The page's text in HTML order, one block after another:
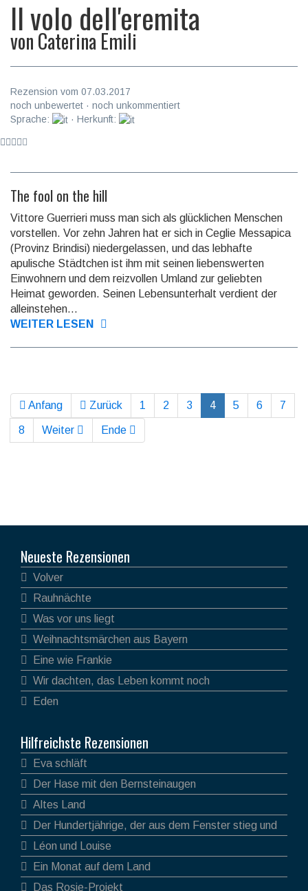
Il volo dell'eremita
vonCaterina Emili
Rezension vom 07.03.2017
noch unbewertet · noch unkommentiert
Sprache:
· Herkunft:
The fool on the hill
Vittore Guerrieri muss man sich als glücklichen Menschen
vorstellen. Vor zehn Jahren hat er sich in Ceglie Messapica
(Provinz Brindisi) nieder­gelassen, und das lebhafte
apulische Städtchen ist ihm mit seinen liebens­werten
Einwohnern und dem reiz­vollen Umland zur geliebten
Heimat geworden. Seinen Lebens­unterhalt verdient der
allein­stehen...
WEITER LESEN
Anfang Zurück 1 2 3 4 5 6 7
8 Weiter Ende
Neueste Rezensionen
Volver
Rauhnächte
Was vor uns liegt
Weihnachtsmärchen aus Bayern
Eine wie Frankie
Wir dachten, das Leben kommt noch
Eden
Hilfreichste Rezensionen
Eva schläft
Der Hase mit den Bernsteinaugen
Altes Land
Der Hundertjährige, der aus dem Fenster stieg und
verschwand
Léon und Louise
Ein Monat auf dem Land
Das Rosie-Projekt